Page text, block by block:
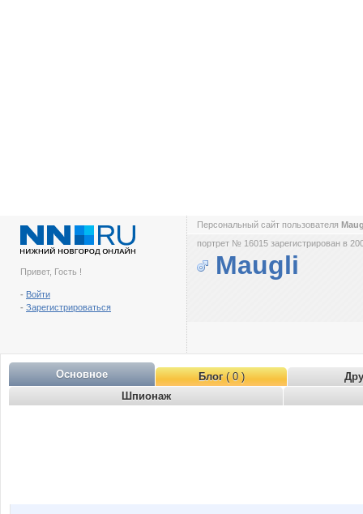
Привет, Гость !
- Войти
- Зарегистрироваться
Персональный сайт пользователя
портрет № 16015 зарегистрирован в
Maugli
Основное Блог( 0 )
Шпионаж